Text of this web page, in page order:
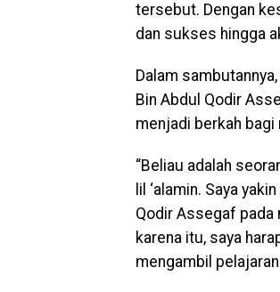
tersebut. Dengan
dan sukses hingga
Dalam
Bin Abdul Qodir
menjadi berkah bagi
“Beliau adalah
lil ‘alamin. Saya
Qodir Assegaf pada
karena itu, saya
mengambil